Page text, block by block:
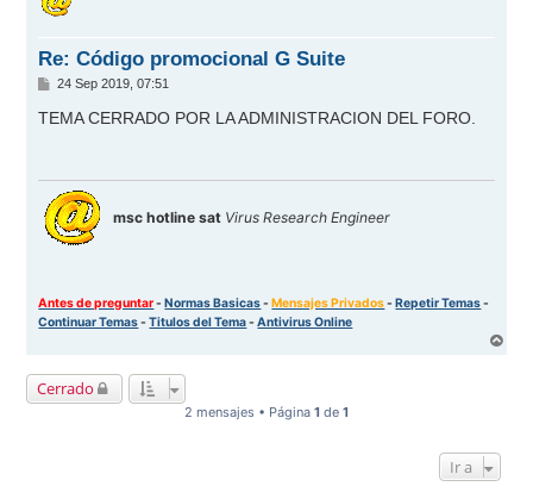
Re: Código promocional G Suite
M
n
s
24 Sep 2019, 07:51
TEMA CERRADO POR LA ADMINISTRACION DEL FORO.
msc hotline sat Virus Research Engineer
Antes de preguntar-Normas Basicas-Mensajes Privados-Repetir Temas-
Continuar Temas-Titulos del Tema-Antivirus Online
Cerrado
2 mensajes • Página 1 de 1
Ir a